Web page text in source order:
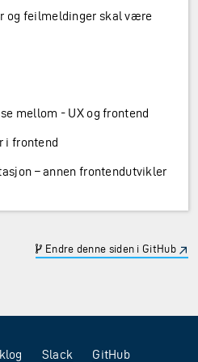
og feilmeldinger skal være
mellom - UX og frontend
i frontend
– annen frontendutvikler
Endre denne siden i GitHub
Slack GitHub